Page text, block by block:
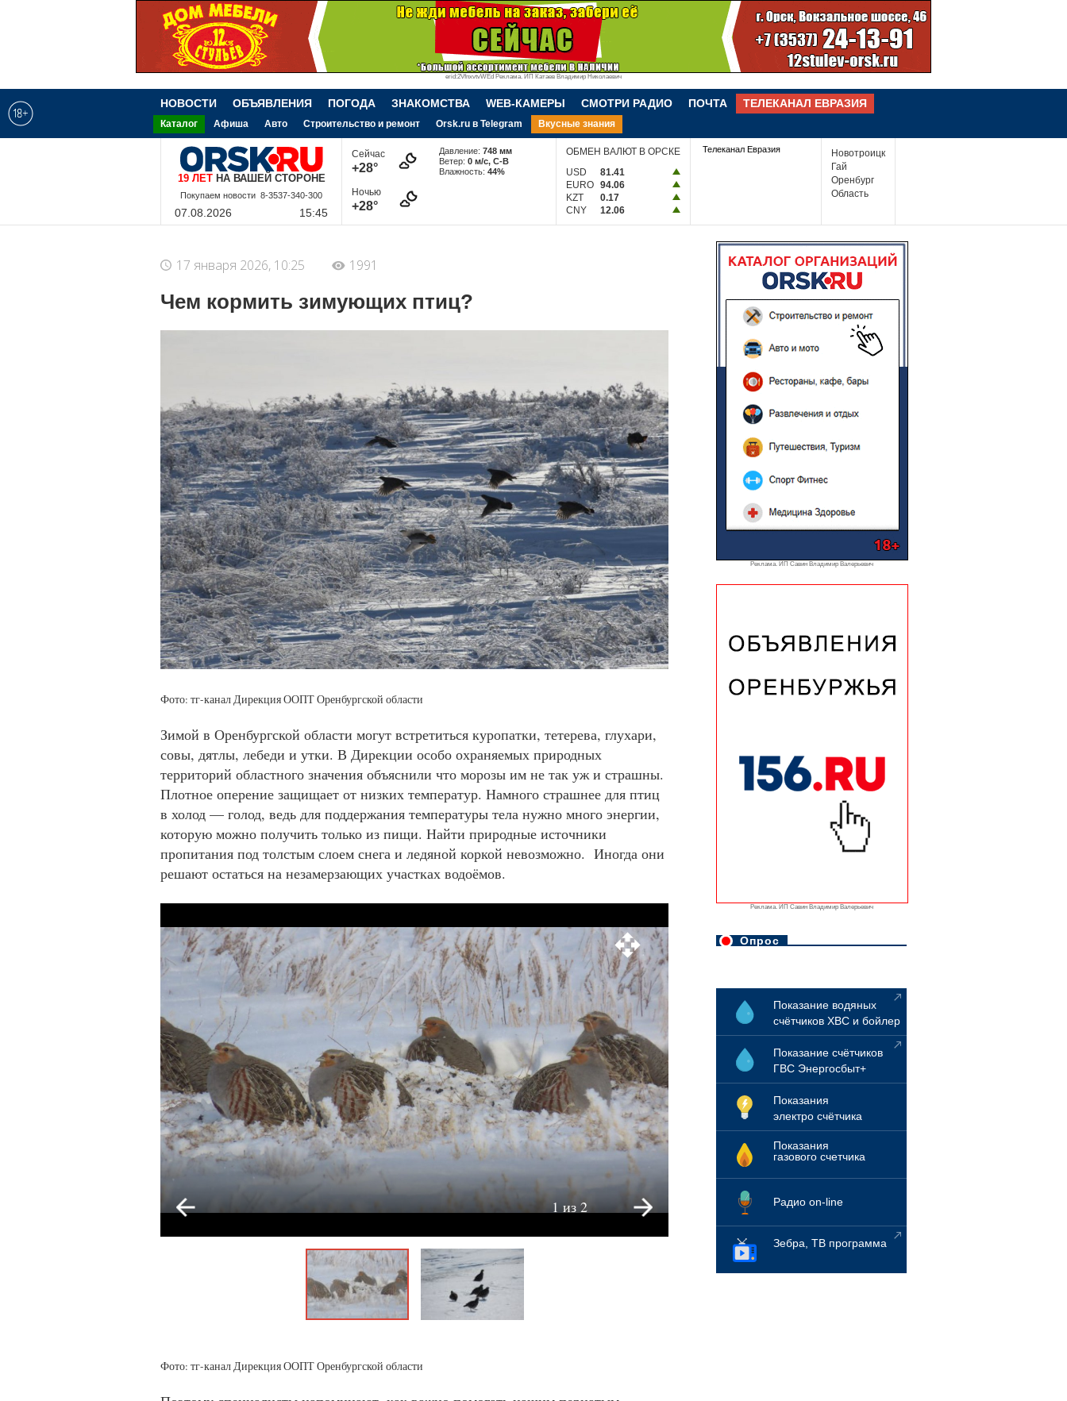
erid:2VfnxvtvWEd Реклама. ИП Катаев Владимир Николаевич
НОВОСТИ ОБЪЯВЛЕНИЯ ПОГОДА ЗНАКОМСТВА WEB-КАМЕРЫ СМОТРИ РАДИО ПОЧТА ТЕЛЕКАНАЛ ЕВРАЗИЯ
Каталог Афиша Авто Строительство и ремонт Orsk.ru в Telegram Вкусные знания
19 ЛЕТНА ВАШЕЙ СТОРОНЕ
Покупаем новости 8-3537-340-300
07.08.2026 15:45
Сейчас
+28°
Ночью
+28°
Давление:748 мм
Ветер:0 м/c, С-В
Влажность:44%
ОБМЕН ВАЛЮТ В ОРСКЕ
USD
81.41
EURO 94.06
KZT
0.17
CNY
12.06
Телеканал Евразия
Новотроицк
Гай
Оренбург
Область
Реклама. ИП Савин Владимир Валерьевич
Реклама. ИП Савин Владимир Валерьевич
Опрос
Показание водяных
счётчиков ХВС и бойлер
Показание счётчиков
ГВС Энергосбыт+
Показания
электро счётчика
Показания
газового счетчика
Радио on-line
Зебра, ТВ программа
17 января 2026, 10:25 1991
Чем кормить зимующих птиц?
Фото: тг-канал Дирекция ООПТ Оренбургской области
Зимой в Оренбургской области могут встретиться куропатки, тетерева, глухари,
совы, дятлы, лебеди и утки. В Дирекции особо охраняемых природных
территорий областного значения объяснили что морозы им не так уж и страшны.
Плотное оперение защищает от низких температур. Намного страшнее для птиц
в холод — голод, ведь для поддержания температуры тела нужно много энергии,
которую можно получить только из пищи. Найти природные источники
пропитания под толстым слоем снега и ледяной коркой невозможно. Иногда они
решают остаться на незамерзающих участках водоёмов.
1 из 2
Фото: тг-канал Дирекция ООПТ Оренбургской области